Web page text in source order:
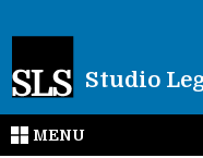
Studio
MENU